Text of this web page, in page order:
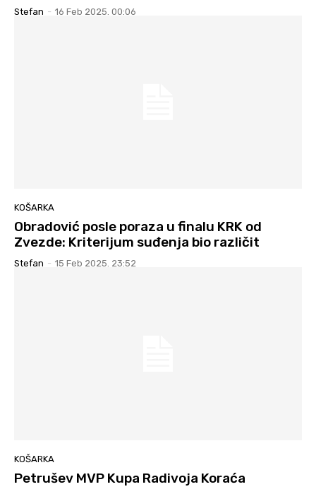
Stefan - 16 Feb 2025. 00:06
KOŠARKA
Obradović posle poraza u finalu KRK od
Zvezde: Kriterijum suđenja bio različit
Stefan - 15 Feb 2025. 23:52
KOŠARKA
Petrušev MVP Kupa Radivoja Koraća